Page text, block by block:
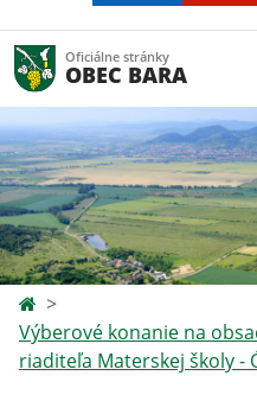
Oficiálne stránky
OBEC BARA
Výberové konanie na
riaditeľa Materskej školy -